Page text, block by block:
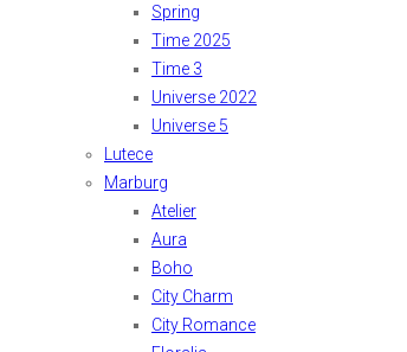
Spring
Time 2025
Time 3
Universe 2022
Universe 5
Lutece
Marburg
Atelier
Aura
Boho
City Charm
City Romance